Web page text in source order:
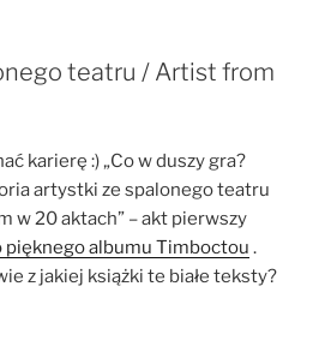
teatru / Artist from
karierę :) „Co w duszy gra?
artystki ze spalonego teatru
w 20 aktach” – akt pierwszy
pięknego albumu Timboctou .
z jakiej książki te białe teksty?